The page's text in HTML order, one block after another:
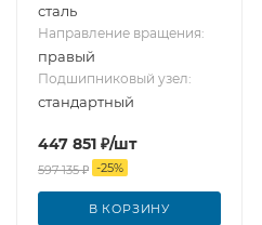
сталь
Направление вращения:
правый
Подшипниковый узел:
стандартный
447 851 ₽/шт
597 135₽ -25%
В КОРЗИНУ